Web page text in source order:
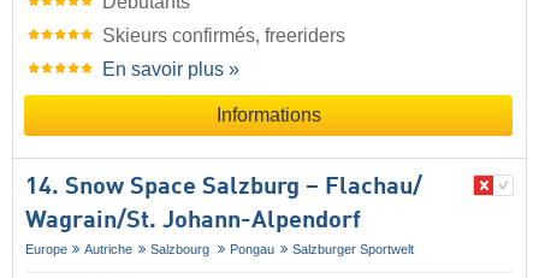
Skieurs confirmés, freeriders
En savoir plus »
Informations
14. Snow Space Salzburg – Flachau/​
Wagrain/​St. Johann-Alpendorf
Europe Autriche Salzbourg Pongau Salzburger Sportwelt